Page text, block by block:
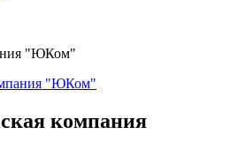
"ЮКом"
компания